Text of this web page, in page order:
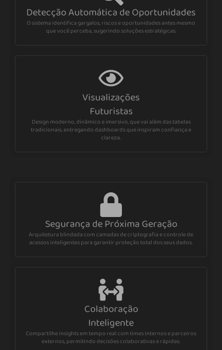
Detecção Automática de Oportunidades
O sistema identifica gargalos, riscos e oportunidades antes mesmo
que você perceba, sugerindo soluções estratégicas.
Visualizações
Futuristas
Design moderno, dinâmico e imersivo, que vai além das tabelas
tradicionais, entregando dashboards que inspiram confiança e
clareza.
Segurança de Próxima Geração
Arquitetura blindada com camadas de criptografia e controle de
acessos inteligentes para garantir proteção total dos seus dados.
Colaboração
Inteligente
Compartilhe insights em tempo real com times internos e parceiros
externos, permitindo decisões colaborativas e rápidas.